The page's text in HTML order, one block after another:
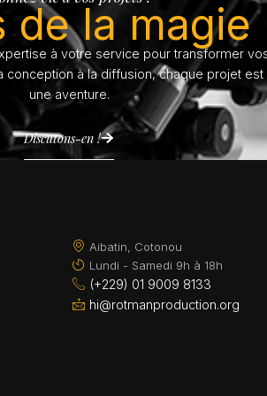
de la magie
à votre service pour transformer
conception à la diffusion, chaque projet est
une aventure.
Discutons-en !
Aibatin, Cotonou
Lundi - Samedi 9h à 18h
(+229) 01 9009 8133
hi@rotmanproduction.org